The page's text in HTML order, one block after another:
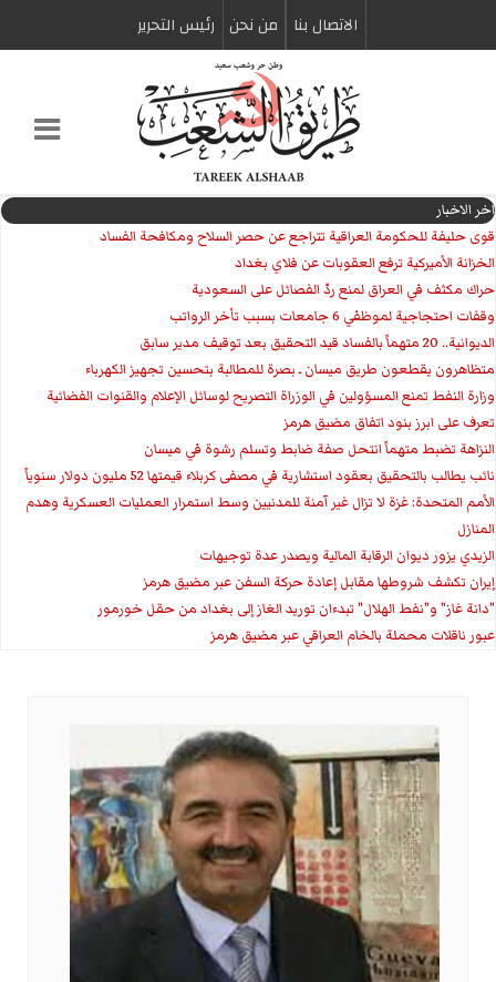
الاتصال بنا من نحن رئیس التحریر
اخر الاخبار
قوى حليفة للحكومة العراقية تتراجع عن حصر السلاح ومكافحة الفساد
الخزانة الأميركية ترفع العقوبات عن فلاي بغداد
حراك مكثف في العراق لمنع ردّ الفصائل على السعودية
وقفات احتجاجية لموظفي 6 جامعات بسبب تأخر الرواتب
الديوانية.. 20 متهماً بالفساد قيد التحقيق بعد توقيف مدير سابق
متظاهرون يقطعون طريق ميسان ـ بصرة للمطالبة بتحسين تجهيز الكهرباء
وزارة النفط تمنع المسؤولين في الوزراة التصريح لوسائل الإعلام والقنوات الفضائية
تعرف على ابرز بنود اتفاق مضيق هرمز
النزاهة تضبط متهماً انتحل صفة ضابط وتسلم رشوة في ميسان
نائب يطالب بالتحقيق بعقود استشارية في مصفى كربلاء قيمتها 52 مليون دولار سنوياً
الأمم المتحدة: غزة لا تزال غير آمنة للمدنيين وسط استمرار العمليات العسكرية وهدم
المنازل
الزيدي يزور ديوان الرقابة المالية ويصدر عدة توجيهات
إيران تكشف شروطها مقابل إعادة حركة السفن عبر مضيق هرمز
"دانة غاز" و"نفط الهلال" تبدءان توريد الغاز إلى بغداد من حقل خورمور
عبور ناقلات محملة بالخام العراقي عبر مضيق هرمز